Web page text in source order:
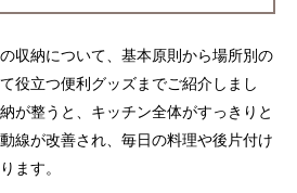
収納について、基本原則から場所別の
役立つ便利グッズまでご紹介しまし
が整うと、キッチン全体がすっきりと
線が改善され、毎日の料理や後片付け
ます。